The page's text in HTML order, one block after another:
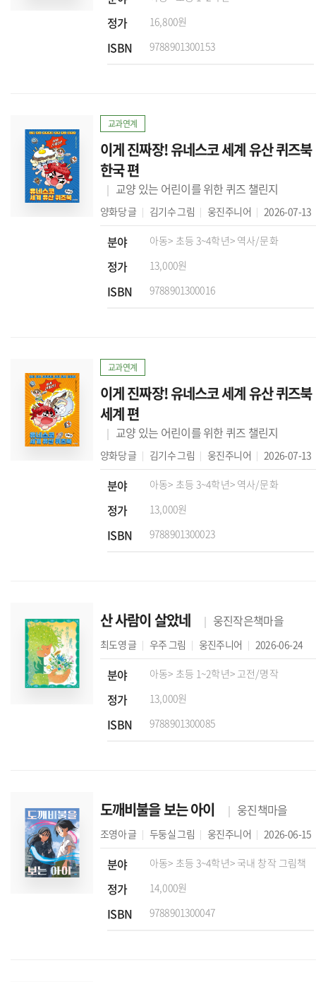
정가 16,800원
ISBN 9788901300153
교과연계
이게 진짜장! 유네스코 세계 유산 퀴즈북
한국 편
교양 있는 어린이를 위한 퀴즈 챌린지
양화당글 김기수그림 웅진주니어 2026-07-13
분야 아동> 초등 3~4학년> 역사/문화
정가 13,000원
ISBN 9788901300016
교과연계
이게 진짜장! 유네스코 세계 유산 퀴즈북
세계 편
교양 있는 어린이를 위한 퀴즈 챌린지
양화당글 김기수그림 웅진주니어 2026-07-13
분야 아동> 초등 3~4학년> 역사/문화
정가 13,000원
ISBN 9788901300023
산 사람이 살았네 웅진작은책마을
최도영 글 우주그림 웅진주니어 2026-06-24
분야 아동> 초등 1~2학년> 고전/명작
정가 13,000원
ISBN 9788901300085
도깨비불을 보는 아이 웅진책마을
조영아글 두둥실그림 웅진주니어 2026-06-15
분야 아동> 초등 3~4학년> 국내 창작 그림책
정가 14,000원
ISBN 9788901300047